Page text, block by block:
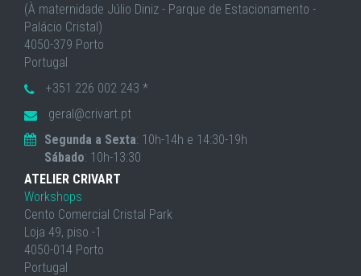
(À maternidade Júlio Diniz - Parque de Estacionamento -
Palácio Cristal)
4050-379 Porto
Portugal
+351 226 002 243 *
geral@crivart.pt
Segunda a Sexta: 10h-14h e 14:30-19h
Sábado: 10h-13:30
ATELIER CRIVART
Workshops
Cento Comercial Cristal Park
Loja 49, piso -1
4050-014 Porto
Portugal